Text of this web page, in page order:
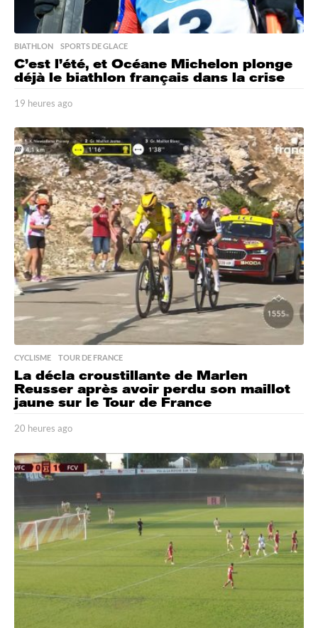
BIATHLON ,SPORTS DE GLACE
C’est l’été, et Océane Michelon plonge
déjà le biathlon français dans la crise
19 heures ago
h
e
u
r
e
s
a
g
o
CYCLISME ,TOUR DE FRANCE
La décla croustillante de Marlen
Reusser après avoir perdu son maillot
jaune sur le Tour de France
20 heures ago
h
e
e
s
a